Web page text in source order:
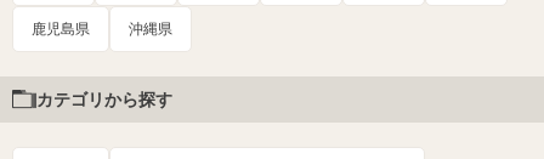
鹿児島県 沖縄県
カテゴリから探す